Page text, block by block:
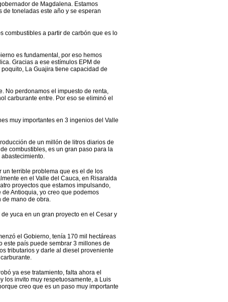
de Magdalena. Estamos
toneladas este año y se esperan
combustibles a partir de carbón que es lo
es fundamental, por eso hemos
Gracias a ese estímulos EPM de
La Guajira tiene capacidad de
No perdonamos el impuesto de renta,
carburante entre. Por eso se eliminó el
muy importantes en 3 ingenios del Valle
de un millón de litros diarios de
combustibles, es un gran paso para la
un terrible problema que es el de los
en el Valle del Cauca, en Risaralda
proyectos que estamos impulsando,
Antioquia, yo creo que podemos
de mano de obra.
yuca en un gran proyecto en el Cesar y
el Gobierno, tenía 170 mil hectáreas
este país puede sembrar 3 millones de
tributarios y darle al diesel proveniente
ya ese tratamiento, falta ahora el
los invito muy respetuosamente, a Luis
creo que es un paso muy importante